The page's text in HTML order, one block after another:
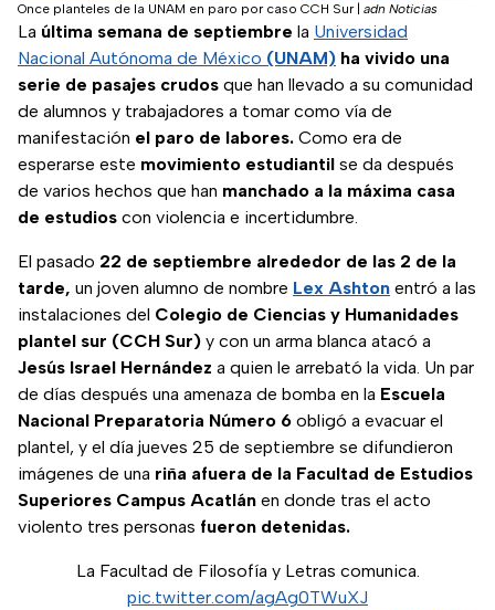
Once planteles de la UNAM en paro por caso CCH Sur| adn Noticias
La última semana de septiembre la Universidad
Nacional Autónoma de México (UNAM) ha vivido una
serie de pasajes crudos que han llevado a su comunidad
de alumnos y trabajadores a tomar como vía de
manifestación el paro de labores. Como era de
esperarse este movimiento estudiantil se da después
de varios hechos que han manchado a la máxima casa
de estudios con violencia e incertidumbre.
El pasado 22 de septiembre alrededor de las 2 de la
tarde, un joven alumno de nombre Lex Ashton entró a las
instalaciones del Colegio de Ciencias y Humanidades
plantel sur (CCH Sur) y con un arma blanca atacó a
Jesús Israel Hernández a quien le arrebató la vida. Un par
de días después una amenaza de bomba en la Escuela
Nacional Preparatoria Número 6 obligó a evacuar el
plantel, y el día jueves 25 de septiembre se difundieron
imágenes de una riña afuera de la Facultad de Estudios
Superiores Campus Acatlán en donde tras el acto
violento tres personas fueron detenidas.
La Facultad de Filosofía y Letras comunica.
pic.twitter.com/agAg0TWuXJ